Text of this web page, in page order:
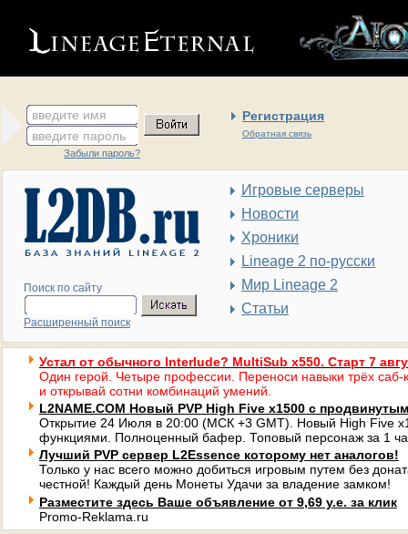
введите имя Регистрация
Обратная связь
введите пароль
Забыли пароль?
Поиск по сайту
Расширенный поиск
Игровые серверы
Новости
Хроники
Lineage 2 по-русски
Мир Lineage 2
Статьи
Устал от обычного Interlude? MultiSub x550. Старт 7
Один герой. Четыре профессии. Переноси навыки трёх саб-
и открывай сотни комбинаций умений.
L2NAME.COM Новый PVP High Five x1500 с
Открытие 24 Июля в 20:00 (МСК +3 GMT). Новый High Five
функциями. Полноценный бафер. Топовый персонаж за 1
Лучший PVP сервер L2Essence которому нет аналогов!
Только у нас всего можно добиться игровым путем без
честной! Каждый день Монеты Удачи за владение замком!
Разместите здесь Ваше объявление от 9,69 у.е. за клик
Promo-Reklama.ru